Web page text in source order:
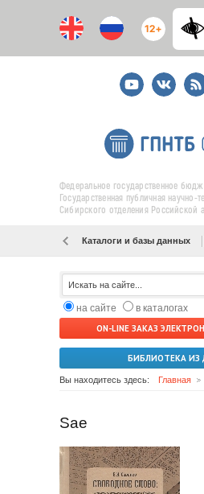
12+
YoutubeВКонтакте
RSS
Федеральное государственное
Государственная публичная научно-
Сибирского отделения Российской
Каталоги и базы данных
на сайте
в каталогах
ON-LINE ЗАКАЗ
БИБЛИОТЕКА ИЗ
Вы находитесь здесь: Главная
Sae